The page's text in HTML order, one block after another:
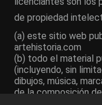
de propiedad
(a) este sitio web
artehistoria.com
(b) todo el material
(incluyendo, sin
dibujos, música,
de la composición